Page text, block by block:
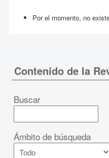
Por el momento, no
Contenido de la
Buscar
Ámbito de búsqueda